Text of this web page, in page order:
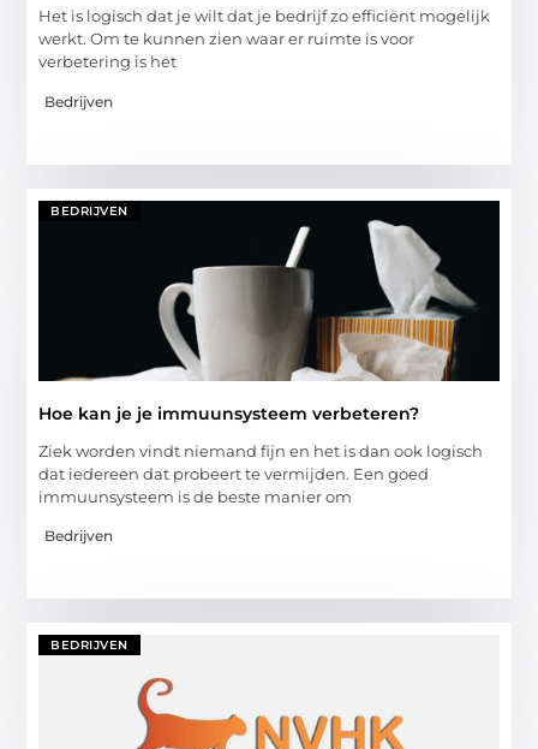
Het is logisch dat je wilt dat je bedrijf zo efficiënt mogelijk
werkt. Om te kunnen zien waar er ruimte is voor
verbetering is het
Bedrijven
BEDRIJVEN
Hoe kan je je immuunsysteem verbeteren?
Ziek worden vindt niemand fijn en het is dan ook logisch
dat iedereen dat probeert te vermijden. Een goed
immuunsysteem is de beste manier om
Bedrijven
BEDRIJVEN